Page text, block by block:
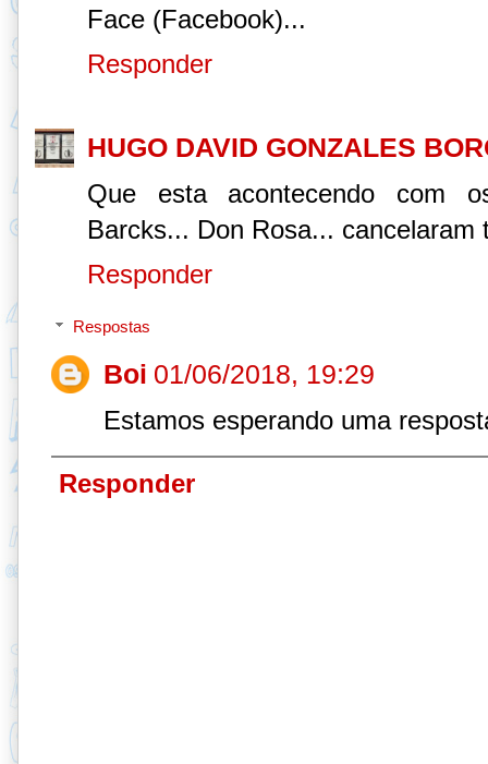
Face (Facebook)...
Responder
HUGO DAVID GONZALES
Que esta acontecendo com
Barcks... Don Rosa... cancelaram
Responder
Respostas
Boi 01/06/2018, 19:29
Estamos esperando uma
Responder